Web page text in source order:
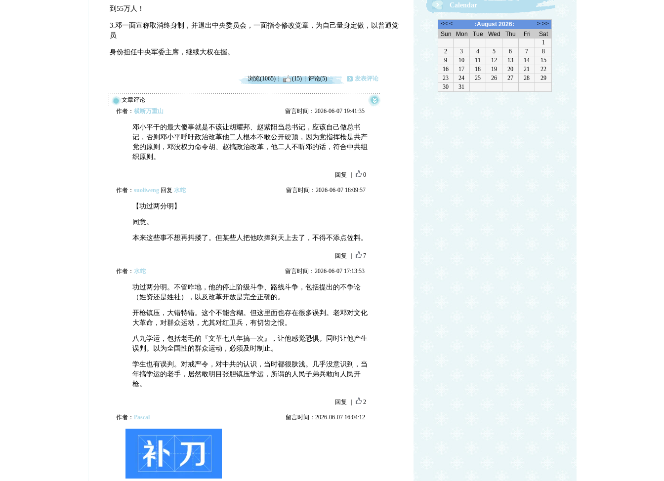
到55万人！
3.邓一面宣称取消终身制，并退出中央委员会，一面指令修改党章，为自己量身定做，以普通党
员
身份担任中央军委主席，继续大权在握。
浏览(1065) (15) 评论(5) 发表评论
文章评论
作者： 横断万重山 留言时间：2026-06-07 19:41:35
邓小平干的最大傻事就是不该让胡耀邦、赵紫阳当总书记，应该自己做总书
记，否则邓小平呼吁政治改革他二人根本不敢公开硬顶，因为党指挥枪是共产
党的原则，邓没权力命令胡、赵搞政治改革，他二人不听邓的话，符合中共组
织原则。
回复 0
作者： suoliweng回复 水蛇 留言时间：2026-06-07 18:09:57
【功过两分明】
同意。
本来这些事不想再抖搂了。但某些人把他吹捧到天上去了，不得不添点佐料。
回复 7
作者： 水蛇 留言时间：2026-06-07 17:13:53
功过两分明。不管咋地，他的停止阶级斗争、路线斗争，包括提出的不争论
（姓资还是姓社），以及改革开放是完全正确的。
开枪镇压，大错特错。这个不能含糊。但这里面也存在很多误判。老邓对文化
大革命，对群众运动，尤其对红卫兵，有切齿之恨。
八九学运，包括老毛的『文革七八年搞一次』，让他感觉恐惧。同时让他产生
误判。以为全国性的群众运动，必须及时制止。
学生也有误判。对戒严令，对中共的认识，当时都很肤浅。几乎没意识到，当
年搞学运的老手，居然敢明目张胆镇压学运，所谓的人民子弟兵敢向人民开
枪。
回复 2
作者： Pascal 留言时间：2026-06-07 16:04:12
Calendar